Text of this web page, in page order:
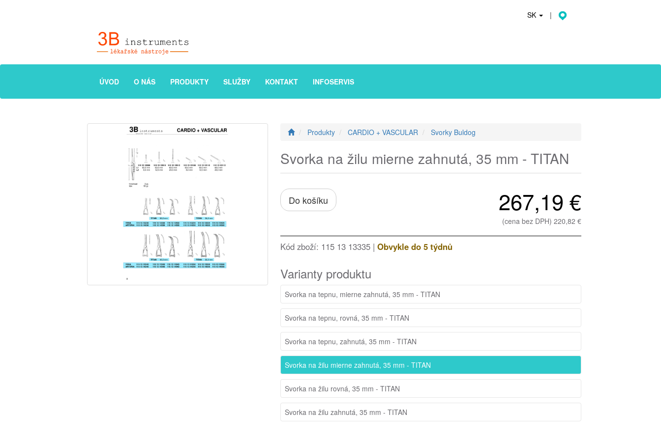
SK |
ÚVOD O NÁS PRODUKTY SLUŽBY KONTAKT INFOSERVIS
Produkty CARDIO + VASCULAR Svorky Buldog
Svorka na žilu mierne zahnutá, 35 mm - TITAN
Do košíku 267,19 €
(cena bez DPH) 220,82 €
Kód zboží: 115 13 13335 | Obvykle do 5 týdnů
Varianty produktu
Svorka na tepnu, mierne zahnutá, 35 mm - TITAN
Svorka na tepnu, rovná, 35 mm - TITAN
Svorka na tepnu, zahnutá, 35 mm - TITAN
Svorka na žilu mierne zahnutá, 35 mm - TITAN
Svorka na žilu rovná, 35 mm - TITAN
Svorka na žilu zahnutá, 35 mm - TITAN